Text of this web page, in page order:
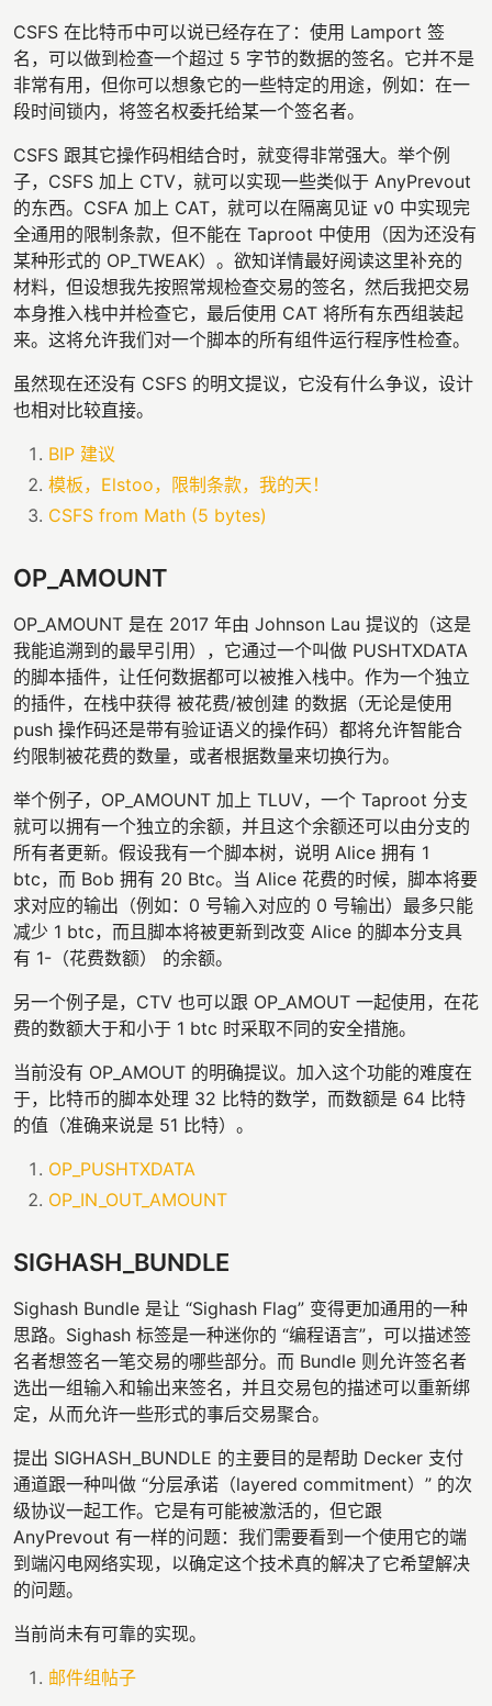
CSFS 在比特币中可以说已经存在了：使用 Lamport 签
名，可以做到检查一个超过 5 字节的数据的签名。它并不是
非常有用，但你可以想象它的一些特定的用途，例如：在一
段时间锁内，将签名权委托给某一个签名者。
CSFS 跟其它操作码相结合时，就变得非常强大。举个例
子，CSFS 加上 CTV，就可以实现一些类似于 AnyPrevout
的东西。CSFA 加上 CAT，就可以在隔离见证 v0 中实现完
全通用的限制条款，但不能在 Taproot 中使用（因为还没有
某种形式的 OP_TWEAK）。欲知详情最好阅读这里补充的
材料，但设想我先按照常规检查交易的签名，然后我把交易
本身推入栈中并检查它，最后使用 CAT 将所有东西组装起
来。这将允许我们对一个脚本的所有组件运行程序性检查。
虽然现在还没有 CSFS 的明文提议，它没有什么争议，设计
也相对比较直接。
BIP 建议
模板，Elstoo，限制条款，我的天！
CSFS from Math (5 bytes)
OP_AMOUNT
OP_AMOUNT 是在 2017 年由 Johnson Lau 提议的（这是
我能追溯到的最早引用），它通过一个叫做 PUSHTXDATA
的脚本插件，让任何数据都可以被推入栈中。作为一个独立
的插件，在栈中获得 被花费/被创建 的数据（无论是使用
push 操作码还是带有验证语义的操作码）都将允许智能合
约限制被花费的数量，或者根据数量来切换行为。
举个例子，OP_AMOUNT 加上 TLUV，一个 Taproot 分支
就可以拥有一个独立的余额，并且这个余额还可以由分支的
所有者更新。假设我有一个脚本树，说明 Alice 拥有 1
btc，而 Bob 拥有 20 Btc。当 Alice 花费的时候，脚本将要
求对应的输出（例如：0 号输入对应的 0 号输出）最多只能
减少 1 btc，而且脚本将被更新到改变 Alice 的脚本分支具
有 1-（花费数额） 的余额。
另一个例子是，CTV 也可以跟 OP_AMOUT 一起使用，在花
费的数额大于和小于 1 btc 时采取不同的安全措施。
当前没有 OP_AMOUT 的明确提议。加入这个功能的难度在
于，比特币的脚本处理 32 比特的数学，而数额是 64 比特
的值（准确来说是 51 比特）。
OP_PUSHTXDATA
OP_IN_OUT_AMOUNT
SIGHASH_BUNDLE
Sighash Bundle 是让 “Sighash Flag” 变得更加通用的一种
思路。Sighash 标签是一种迷你的 “编程语言”，可以描述签
名者想签名一笔交易的哪些部分。而 Bundle 则允许签名者
选出一组输入和输出来签名，并且交易包的描述可以重新绑
定，从而允许一些形式的事后交易聚合。
提出 SIGHASH_BUNDLE 的主要目的是帮助 Decker 支付
通道跟一种叫做 “分层承诺（layered commitment）” 的次
级协议一起工作。它是有可能被激活的，但它跟
AnyPrevout 有一样的问题：我们需要看到一个使用它的端
到端闪电网络实现，以确定这个技术真的解决了它希望解决
的问题。
当前尚未有可靠的实现。
邮件组帖子